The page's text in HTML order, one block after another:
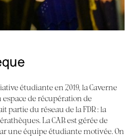
étudiante en 2019, la Caverne
espace de récupération de
partie du réseau de la FDR : la
La CAB est gérée de
une équipe étudiante motivée. On